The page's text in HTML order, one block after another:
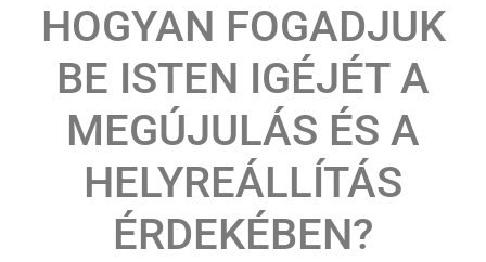
HOGYAN FOGADJUK
BE ISTEN IGÉJÉT A
MEGÚJULÁS ÉS A
HELYREÁLLÍTÁS
ÉRDEKÉBEN?